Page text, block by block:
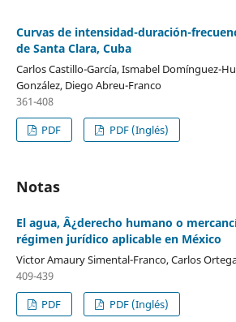
Curvas de intensidad-duración-
de Santa Clara, Cuba
Carlos Castillo-García, Ismabel Domínguez-
González, Diego Abreu-Franco
361-408
PDF
PDF (Inglés)
Notas
El agua, Â¿derecho humano o
régimen jurídico aplicable en México
Victor Amaury Simental-Franco, Carlos
409-439
PDF
PDF (Inglés)